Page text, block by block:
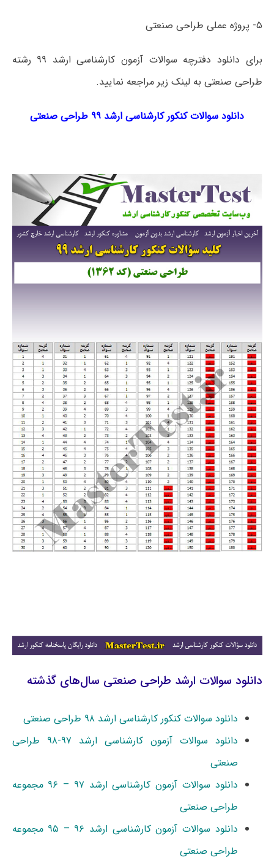
۵- پروژه عملی طراحی صنعتی
برای دانلود دفترچه سوالات آزمون کارشناسی ارشد ۹۹ رشته
طراحی صنعتی به لینک زیر مراجعه نمایید.
دانلود سوالات کنکور کارشناسی ارشد ۹۹ طراحی صنعتی
دانلود سوالات ارشد طراحی صنعتی سال‌های گذشته
دانلود سوالات کنکور کارشناسی ارشد ۹۸ طراحی صنعتی
دانلود سوالات آزمون کارشناسی ارشد ۹۷-۹۸ طراحی
صنعتی
دانلود سوالات آزمون کارشناسی ارشد ۹۷ – ۹۶ مجموعه
طراحی صنعتی
دانلود سوالات آزمون کارشناسی ارشد ۹۶ – ۹۵ مجموعه
طراحی صنعتی